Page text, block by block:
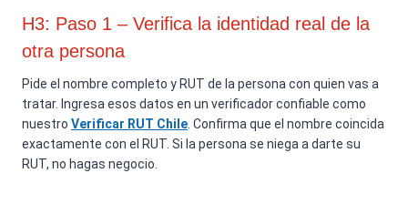
H3: Paso 1 – Verifica la identidad real de la
otra persona
Pide el nombre completo y RUT de la persona con quien vas a
tratar. Ingresa esos datos en un verificador confiable como
nuestro Verificar RUT Chile. Confirma que el nombre coincida
exactamente con el RUT. Si la persona se niega a darte su
RUT, no hagas negocio.